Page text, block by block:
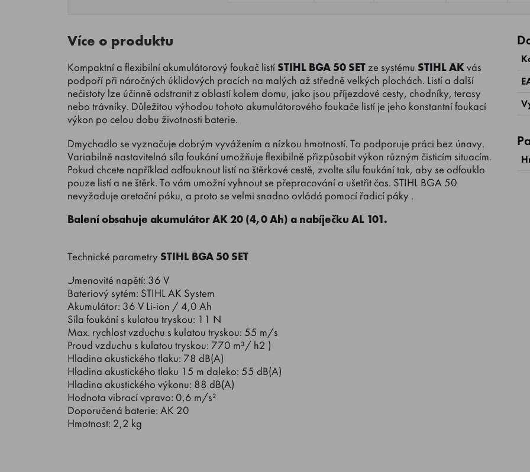
Více o produktu
Kompaktní a flexibilní akumulátorový foukač listí STIHL BGA 50 SETze systému STIHL AKvás
podpoří při náročných úklidových pracích na malých až středně velkých plochách. Listí a další
nečistoty lze účinně odstranit z oblastí kolem domu, jako jsou příjezdové cesty, chodníky, terasy
nebo trávníky. Důležitou výhodou tohoto akumulátorového foukače listí je jeho konstantní foukací
výkon po celou dobu životnosti baterie.
Dmychadlo se vyznačuje dobrým vyvážením a nízkou hmotností. To podporuje práci bez únavy.
Variabilně nastavitelná síla foukání umožňuje flexibilně přizpůsobit výkon různým čisticím situacím.
Pokud chcete například odfouknout listí na štěrkové cestě, zvolte sílu foukání tak, aby se odfouklo
pouze listí a ne štěrk. To vám umožní vyhnout se přepracování a ušetřit čas. STIHL BGA 50
nevyžaduje aretační páku, a proto se velmi snadno ovládá pomocí řadicí páky .
Balení obsahuje akumulátor AK 20 (4,0 Ah) a nabíječku AL 101.
Technické parametry STIHL BGA 50 SET
Jmenovité napětí: 36 V
Bateriový sytém: STIHL AK System
Akumulátor: 36 V Li-ion / 4,0 Ah
Síla foukání s kulatou tryskou: 11 N
Max. rychlost vzduchu s kulatou tryskou: 55 m/s
Proud vzduchu s kulatou tryskou: 770 m³/ h2 )
Hladina akustického tlaku: 78 dB(A)
Hladina akustického tlaku 15 m daleko: 55 dB(A)
Hladina akustického výkonu: 88 dB(A)
Hodnota vibrací vpravo: 0,6 m/s²
Doporučená baterie: AK 20
Hmotnost: 2,2 kg